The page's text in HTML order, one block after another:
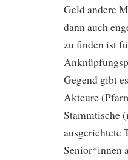
Geld andere
dann auch
zu finden ist
Gegend gibt
Akteure
Stammtische
ausgerichtete
Senior*innen